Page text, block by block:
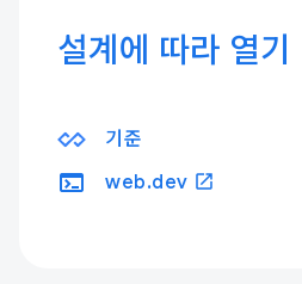
설계에 따라 열기
기준
terminal web.dev open_in_new